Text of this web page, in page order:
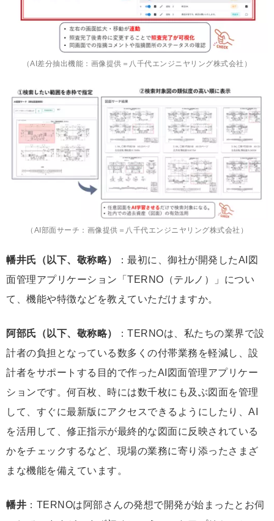
（AI差分抽出機能：画像提供＝八千代エンジニヤリング株式会社）
（AI部面サーチ：画像提供＝八千代エンジニヤリング株式会社）
幡井氏（以下、敬称略）
：最初に、御社が開発したAI図
面管理アプリケーション「TERNO（テルノ）」につい
て、機能や特徴などを教えていただけますか。
阿部氏（以下、敬称略）
：TERNOは、私たちの業界で設
計者の負担となっている数多くの付帯業務を軽減し、設
計者をサポートする目的で作ったAI図面管理アプリケー
ションです。何百枚、時には数千枚にも及ぶ図面を管理
して、すぐに最新版にアクセスできるようにしたり、AI
を活用して、修正指示が最終的な図面に反映されている
かをチェックするなど、現場の業務に寄り添ったさまざ
まな機能を備えています。
幡井 ：TERNOは阿部さんの発想で開発が始まったとお伺